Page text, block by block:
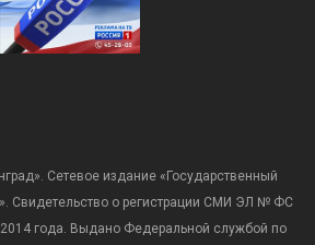
Сетевое издание «Государственный
Свидетельство о регистрации СМИ ЭЛ № ФС
2014 года. Выдано Федеральной службой по